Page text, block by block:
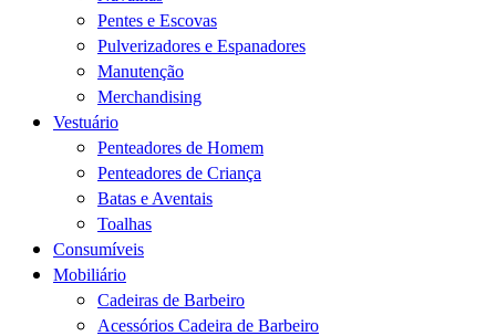
Pentes e Escovas
Pulverizadores e Espanadores
Manutenção
Merchandising
Vestuário
Penteadores de Homem
Penteadores de Criança
Batas e Aventais
Toalhas
Consumíveis
Mobiliário
Cadeiras de Barbeiro
Acessórios Cadeira de Barbeiro